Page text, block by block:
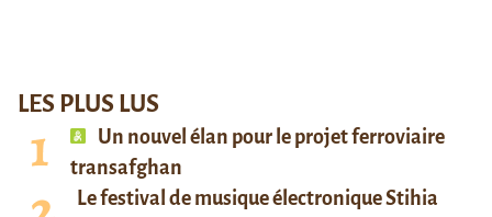
LES PLUS LUS
Un nouvel élan pour le projet ferroviaire
transafghan
Le festival de musique électronique Stihia